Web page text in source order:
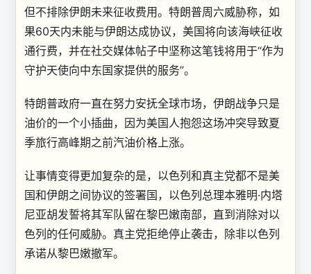
但不排除伊朗未来征收费用。特朗普周六威胁称，如
果60天内未能与伊朗达成协议，美国将向该海峡征收
通行费，并在社交媒体帖子中坚称这笔钱将用于“作为
守护天使向中东国家提供的服务”。
特朗普政府一直在努力安抚全球市场，伊朗战争只是
油价的一个小插曲，因为美国人抱怨这场冲突导致夏
季旅行高峰期之前汽油价格上涨。
让事情变得更加复杂的是，以色列和真主党都不是美
国和伊朗之间协议的签署国，以色列总理本雅明·内塔
尼亚胡发誓将其军队留在黎巴嫩南部，直到消除对以
色列的任何威胁。真主党拒绝停止袭击，除非以色列
承诺从黎巴嫩撤军。